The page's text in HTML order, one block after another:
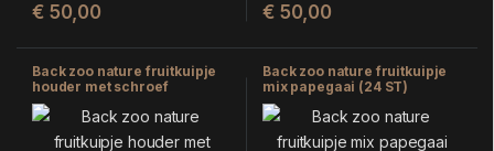
€ 50,00 € 50,00
Back zoo nature fruitkuipje
houder met schroef
(15X13X4 CM)
Back zoo nature fruitkuipje
mix papegaai (24 ST)